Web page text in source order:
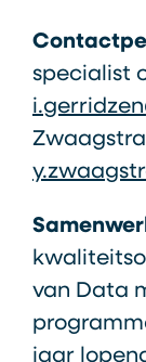
specialist
van Data
jaar